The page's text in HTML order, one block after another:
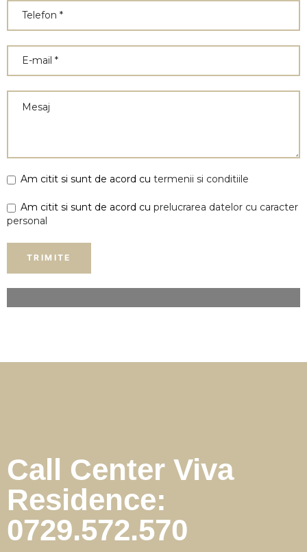
Am citit si sunt de acord cu termenii si conditiile
Am citit si sunt de acord cu prelucrarea datelor cu caracter
personal
Call Center Viva
Residence:
0729.572.570